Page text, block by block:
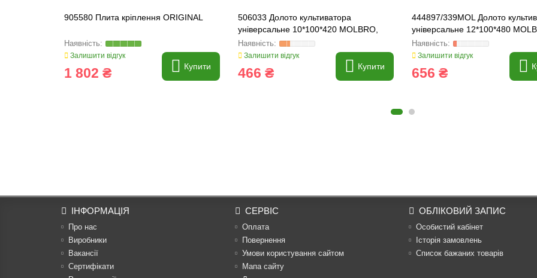
905580 Плита кріплення ORIGINAL
Залишити відгук
1 802 ₴ Купити
506033 Долото культиватора
універсальне 10*100*420 MOLBRO,
420x100
Залишити відгук
466 ₴ Купити
444897/339MOL Долото
універсальне 12*100*480
480x100, 448379, 448380,
Залишити відгук
656 ₴
ІНФОРМАЦІЯ
Про нас
Виробники
Вакансії
Сертифікати
СЕРВІС
Оплата
Повернення
Умови користування сайтом
Мапа сайту
ОБЛІКОВИЙ ЗАПИС
Особистий кабінет
Історія замовлень
Список бажаних товарів